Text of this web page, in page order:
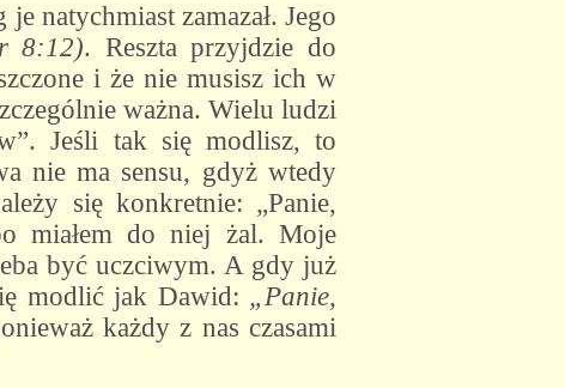
natychmiast zamazał. Jego
8:12). Reszta przyjdzie do
i że nie musisz ich w
ważna. Wielu ludzi
Jeśli tak się modlisz, to
nie ma sensu, gdyż wtedy
się konkretnie: „Panie,
miałem do niej żal. Moje
być uczciwym. A gdy już
modlić jak Dawid: „Panie,
każdy z nas czasami